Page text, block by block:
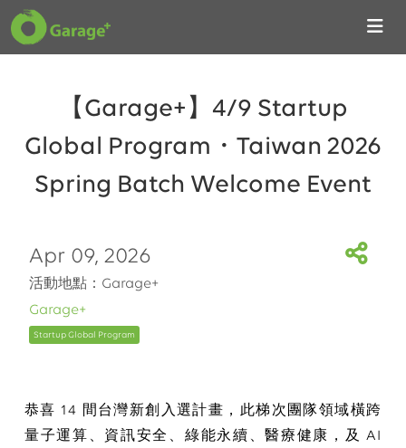
【Garage+】4/9 Startup
Global Program・Taiwan 2026
Spring Batch Welcome Event
Apr 09, 2026
活動地點：Garage+
Garage+
Startup Global Program
恭喜 14 間台灣新創入選計畫，此梯次團隊領域橫跨
量子運算、資訊安全、綠能永續、醫療健康，及 AI